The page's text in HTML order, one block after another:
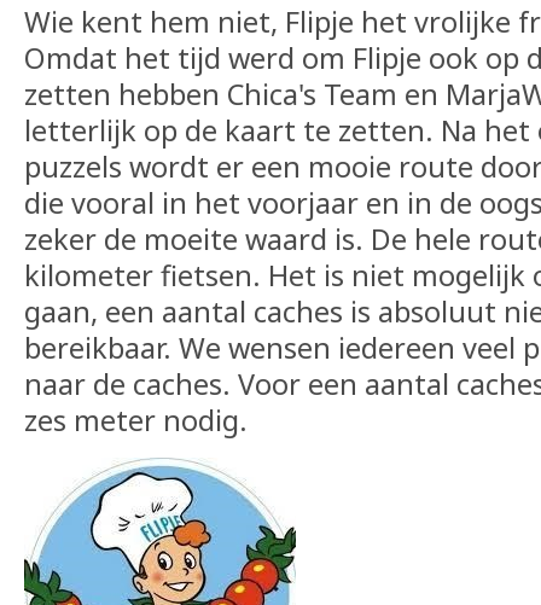
Wie kent hem niet, Flipje het vrolijke
Omdat het tijd werd om Flipje ook op
zetten hebben Chica's Team en
letterlijk op de kaart te zetten. Na het
puzzels wordt er een mooie route
die vooral in het voorjaar en in de
zeker de moeite waard is. De hele
kilometer fietsen. Het is niet mogelijk
gaan, een aantal caches is absoluut
bereikbaar. We wensen iedereen veel
naar de caches. Voor een aantal
zes meter nodig.